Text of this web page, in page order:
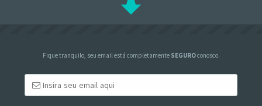
Fique tranquilo, seu email está completamente SEGUROconosco.